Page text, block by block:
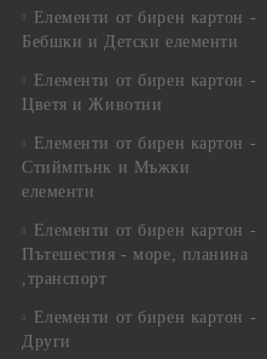
Елементи от бирен картон -
Бебшки и Детски елементи
Елементи от бирен картон -
Цветя и Животни
Елементи от бирен картон -
Стиймпънк и Мъжки
елементи
Елементи от бирен картон -
Пътешестия - море, планина
,транспорт
Елементи от бирен картон -
Други